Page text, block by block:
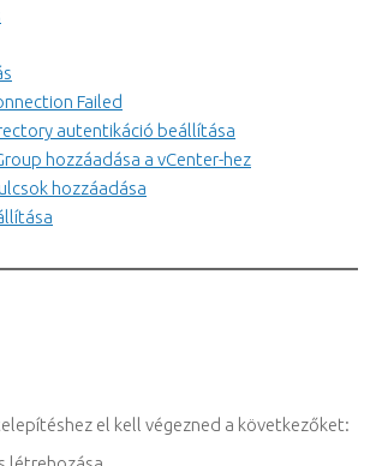
Failed
autentikáció beállítása
hozzáadása a vCenter-hez
hozzáadása
el kell végezned a következőket: